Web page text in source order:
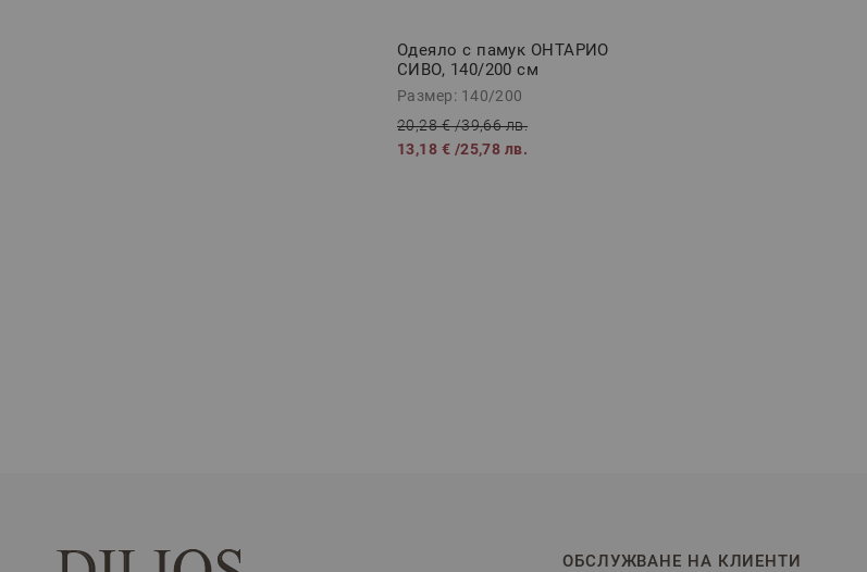
Одеяло с памук ОНТАРИО
СИВО, 140/200 см
Размер: 140/200
20,28 €/39,66 лв.
13,18 € /25,78 лв.
ОБСЛУЖВАНЕ НА КЛИЕНТИ